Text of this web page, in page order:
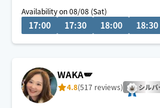
Availability on 08/08 (Sat)
17:00 17:30 18:00 18:30
WAKA🪽
4.8(517 reviews) シルバ